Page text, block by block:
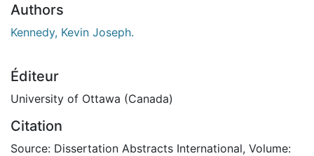
Authors
Kennedy, Kevin Joseph.
Éditeur
University of Ottawa (Canada)
Citation
Source: Dissertation Abstracts International, Volume: